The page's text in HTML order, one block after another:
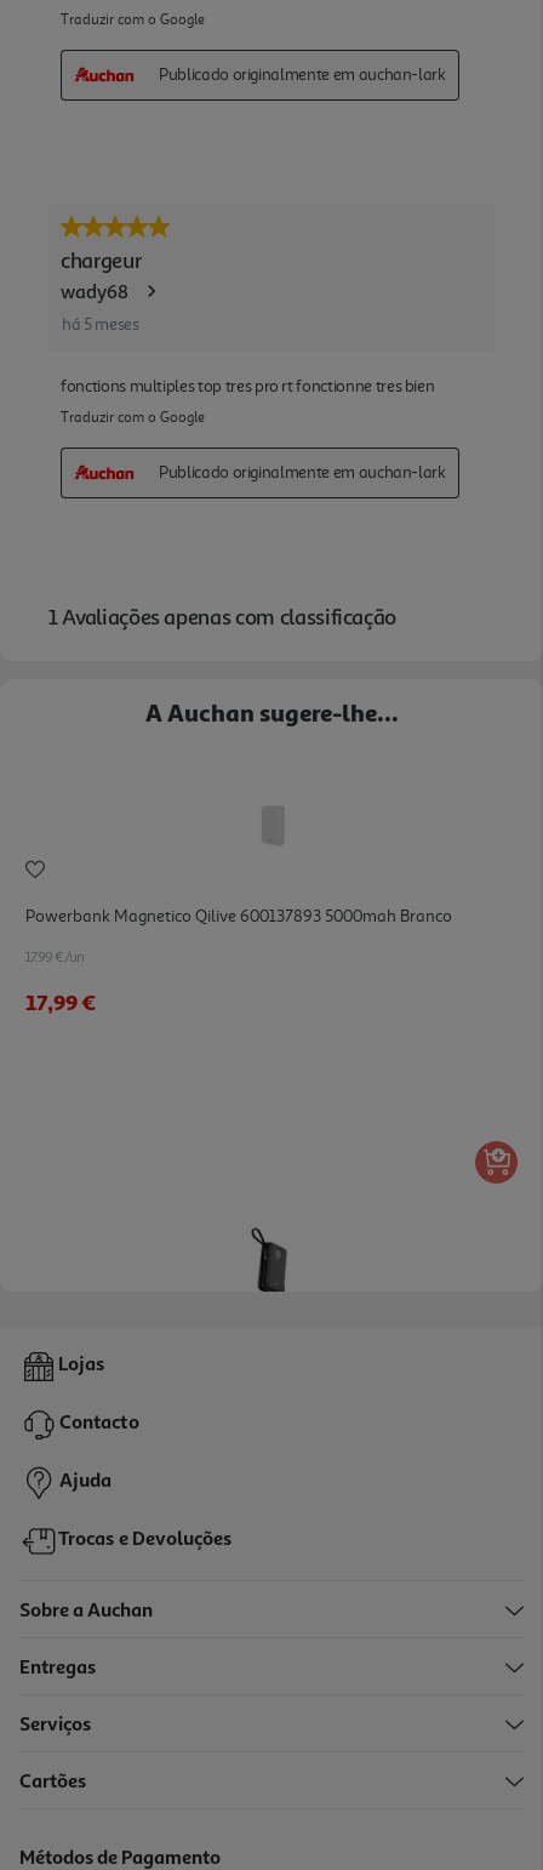
A Auchan sugere-lhe...
Powerbank Magnetico Qilive 600137893 5000mah Branco
17.99 €/un
17,99 €
Powerbank Fast Charge Qilive 600183098 20 000 Mah 35w
38,99 €
Lojas
Contacto
Ajuda
Trocas e Devoluções
Sobre a Auchan
Entregas
Serviços
Cartões
Métodos de Pagamento